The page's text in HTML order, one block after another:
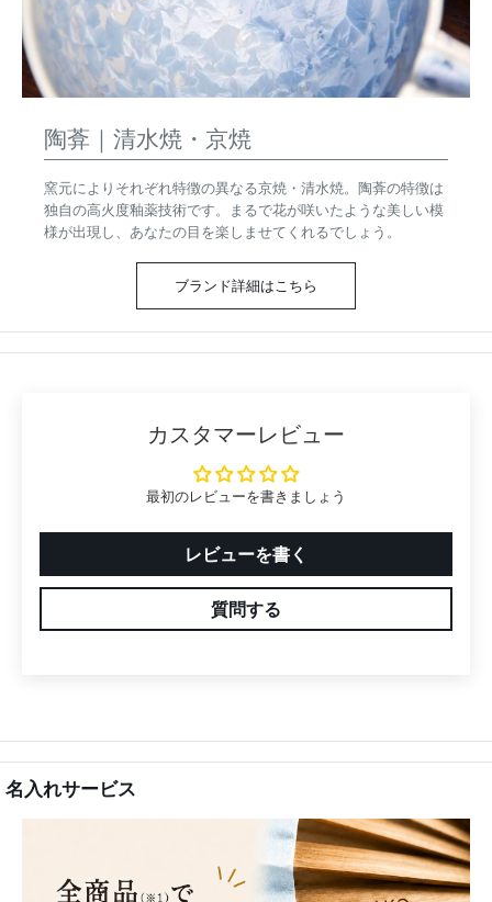
ブランドの歴史や特徴
陶葊｜清水焼・京焼
ブランド詳細はこちら
カスタマーレビュー